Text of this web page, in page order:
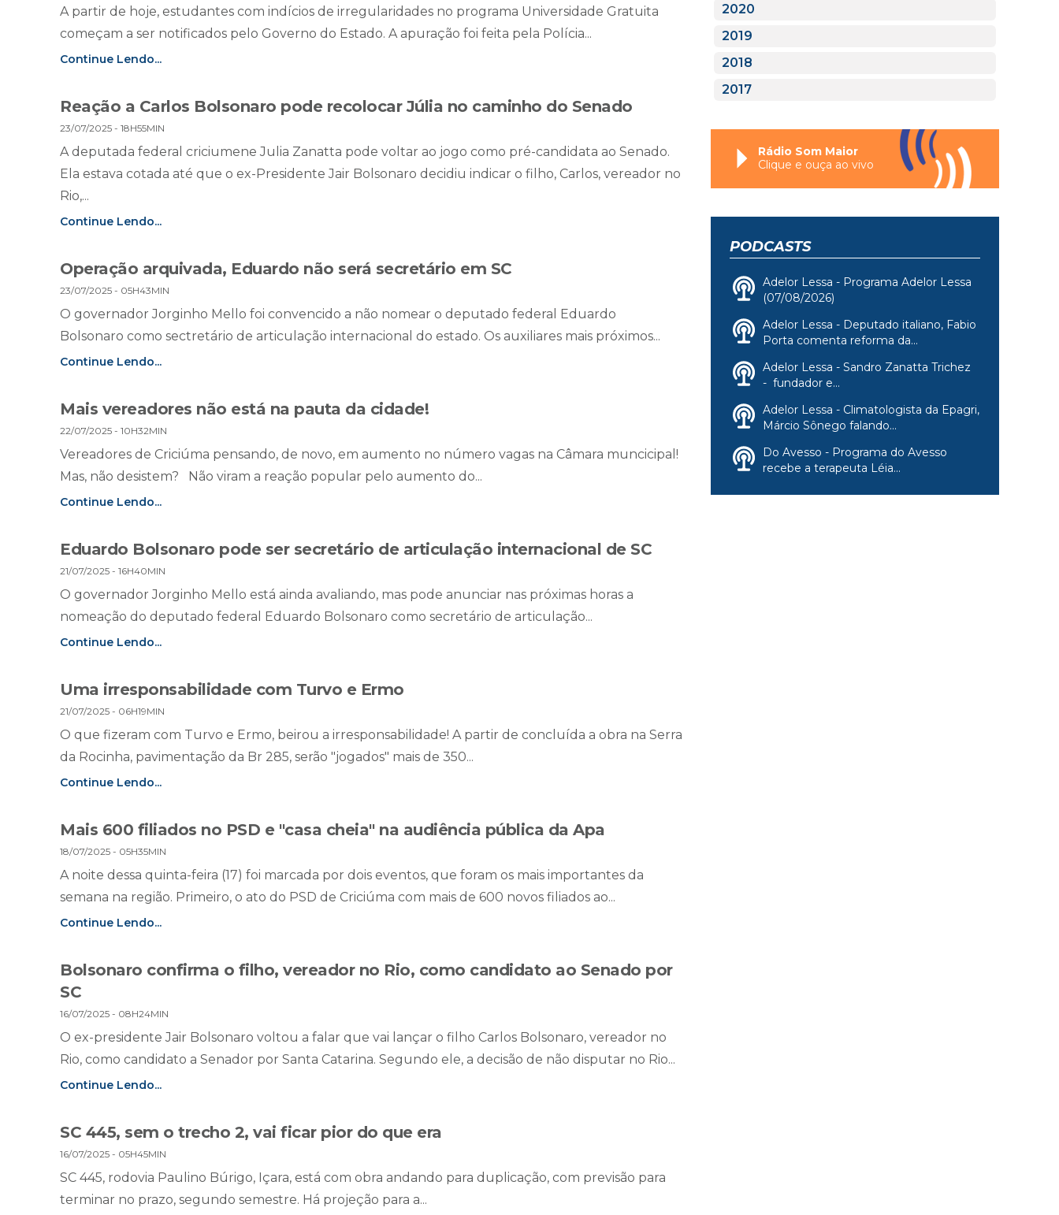
A partir de hoje, estudantes com indícios de irregularidades no programa Universidade Gratuita
começam a ser notificados pelo Governo do Estado. A apuração foi feita pela Polícia...
Continue Lendo...
Reação a Carlos Bolsonaro pode recolocar Júlia no caminho do Senado
23/07/2025 - 18H55MIN
A deputada federal criciumene Julia Zanatta pode voltar ao jogo como pré-candidata ao Senado.
Ela estava cotada até que o ex-Presidente Jair Bolsonaro decidiu indicar o filho, Carlos, vereador no
Rio,...
Continue Lendo...
Operação arquivada, Eduardo não será secretário em SC
23/07/2025 - 05H43MIN
O governador Jorginho Mello foi convencido a não nomear o deputado federal Eduardo
Bolsonaro como sectretário de articulação internacional do estado. Os auxiliares mais próximos...
Continue Lendo...
Mais vereadores não está na pauta da cidade!
22/07/2025 - 10H32MIN
Vereadores de Criciúma pensando, de novo, em aumento no número vagas na Câmara muncicipal!
Mas, não desistem? Não viram a reação popular pelo aumento do...
Continue Lendo...
Eduardo Bolsonaro pode ser secretário de articulação internacional de SC
21/07/2025 - 16H40MIN
O governador Jorginho Mello está ainda avaliando, mas pode anunciar nas próximas horas a
nomeação do deputado federal Eduardo Bolsonaro como secretário de articulação...
Continue Lendo...
Uma irresponsabilidade com Turvo e Ermo
21/07/2025 - 06H19MIN
O que fizeram com Turvo e Ermo, beirou a irresponsabilidade! A partir de concluída a obra na Serra
da Rocinha, pavimentação da Br 285, serão "jogados" mais de 350...
Continue Lendo...
Mais 600 filiados no PSD e "casa cheia" na audiência pública da Apa
18/07/2025 - 05H35MIN
A noite dessa quinta-feira (17) foi marcada por dois eventos, que foram os mais importantes da
semana na região. Primeiro, o ato do PSD de Criciúma com mais de 600 novos filiados ao...
Continue Lendo...
Bolsonaro confirma o filho, vereador no Rio, como candidato ao Senado por
SC
16/07/2025 - 08H24MIN
O ex-presidente Jair Bolsonaro voltou a falar que vai lançar o filho Carlos Bolsonaro, vereador no
Rio, como candidato a Senador por Santa Catarina. Segundo ele, a decisão de não disputar no Rio...
Continue Lendo...
SC 445, sem o trecho 2, vai ficar pior do que era
16/07/2025 - 05H45MIN
SC 445, rodovia Paulino Búrigo, Içara, está com obra andando para duplicação, com previsão para
terminar no prazo, segundo semestre. Há projeção para a...
2020
2019
2018
2017
Rádio Som Maior
Clique e ouça ao vivo
PODCASTS
Adelor Lessa - Programa Adelor Lessa
(07/08/2026)
Adelor Lessa - Deputado italiano, Fabio
Porta comenta reforma da...
Adelor Lessa - Sandro Zanatta Trichez
- fundador e...
Adelor Lessa - Climatologista da Epagri,
Márcio Sônego falando...
Do Avesso - Programa do Avesso
recebe a terapeuta Léia...